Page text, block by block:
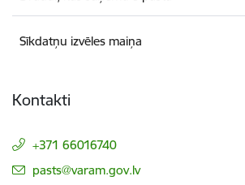
Sīkdatņu izvēles maiņa
Kontakti
+371 66016740
E-pasts:
pasts@varam.gov.lv